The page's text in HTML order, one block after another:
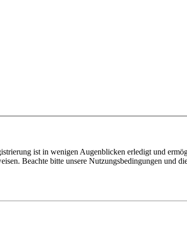
ist in wenigen Augenblicken erledigt und
Beachte bitte unsere Nutzungsbedingungen und